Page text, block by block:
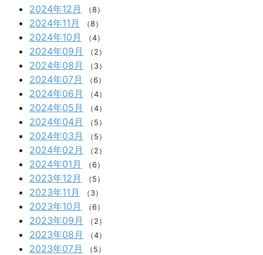
2024年12月
（8）
2024年11月 （8）
2024年10月 （4）
2024年09月 （2）
2024年08月 （3）
2024年07月 （6）
2024年06月 （4）
2024年05月 （4）
2024年04月 （5）
2024年03月 （5）
2024年02月 （2）
2024年01月 （6）
2023年12月 （5）
2023年11月 （3）
2023年10月 （6）
2023年09月 （2）
2023年08月 （4）
2023年07月 （5）